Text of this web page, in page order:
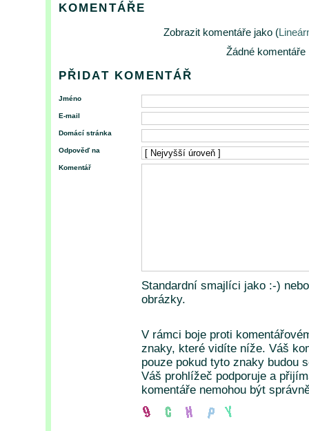
KOMENTÁŘE
Zobrazit komentáře jako (
Žádné komentáře
PŘIDAT KOMENTÁŘ
Jméno
E-mail
Domácí stránka
Odpověď na
Komentář
Standardní smajlíci jako :-)
obrázky.
V rámci boje proti
znaky, které vidíte níže. Váš
pouze pokud tyto znaky budou
Váš prohlížeč podporuje a
komentáře nemohou být